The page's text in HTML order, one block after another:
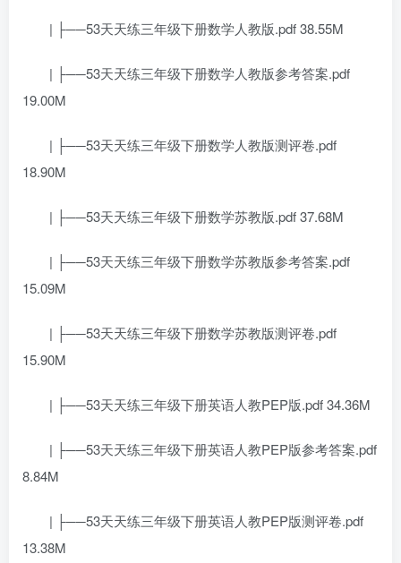
| ├──53天天练三年级下册数学人教版.pdf 38.55M
| ├──53天天练三年级下册数学人教版参考答案.pdf
19.00M
| ├──53天天练三年级下册数学人教版测评卷.pdf
18.90M
| ├──53天天练三年级下册数学苏教版.pdf 37.68M
| ├──53天天练三年级下册数学苏教版参考答案.pdf
15.09M
| ├──53天天练三年级下册数学苏教版测评卷.pdf
15.90M
| ├──53天天练三年级下册英语人教PEP版.pdf 34.36M
| ├──53天天练三年级下册英语人教PEP版参考答案.pdf
8.84M
| ├──53天天练三年级下册英语人教PEP版测评卷.pdf
13.38M